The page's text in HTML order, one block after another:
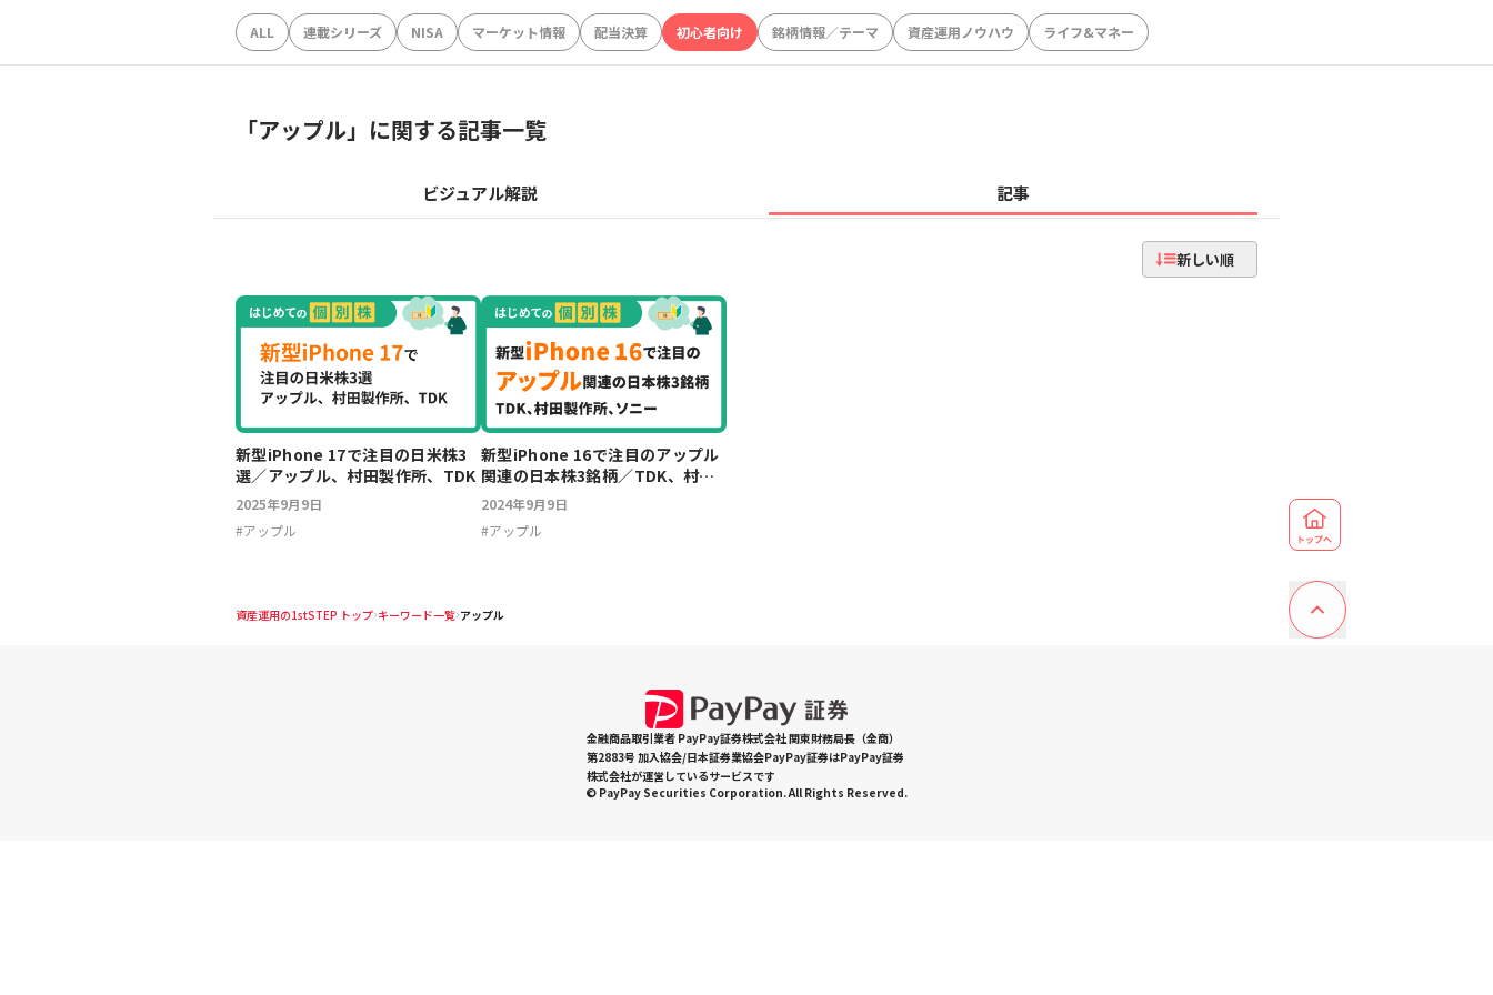
ALL 連載シリーズ NISA マーケット情報 配当決算 初心者向け 銘柄情報／テーマ 資産運用ノウハウ ライフ&マネー
「アップル」に関する記事一覧
ビジュアル解説 記事
新しい順
新型iPhone 17で注目の日米株3
選／アップル、村田製作所、TDK
2025年9月9日
#アップル
新型iPhone 16で注目のアップル
関連の日本株3銘柄／TDK、村田
製作所、ソニーグループ
2024年9月9日
#アップル
資産運用の1stSTEP トップ キーワード一覧 アップル
金融商品取引業者 PayPay証券株式会社 関東財務局長（金商）
第2883号 加入協会/日本証券業協会PayPay証券はPayPay証券
株式会社が運営しているサービスです
© PayPay Securities Corporation. All Rights Reserved.